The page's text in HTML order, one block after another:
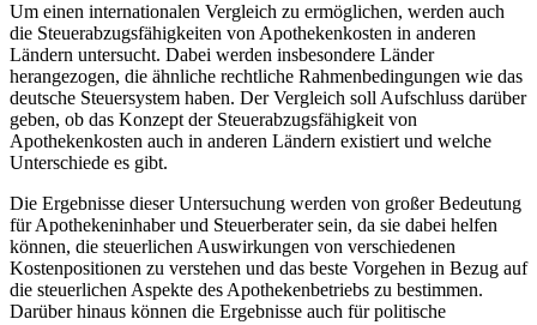
Um einen internationalen Vergleich zu ermöglichen,​ werden ⁣auch
die Steuerabzugsfähigkeiten von Apothekenkosten ⁤in anderen
Ländern untersucht. ⁤Dabei werden insbesondere⁢ Länder
herangezogen, ⁢die ähnliche rechtliche Rahmenbedingungen wie⁤ das
deutsche Steuersystem haben. ‍Der Vergleich soll Aufschluss darüber
geben, ob das Konzept ​der Steuerabzugsfähigkeit⁢ von
Apothekenkosten auch in⁤ anderen Ländern‍ existiert und welche
Unterschiede es gibt.
Die Ergebnisse dieser Untersuchung werden von großer‌ Bedeutung
für Apothekeninhaber ​und‍ Steuerberater sein, da sie ⁣dabei helfen
können, die ⁤steuerlichen ⁢Auswirkungen von verschiedenen
Kostenpositionen ‍zu verstehen und das beste Vorgehen in Bezug auf
die steuerlichen Aspekte des Apothekenbetriebs‍ zu bestimmen.‍
Darüber hinaus können die Ergebnisse auch für politische